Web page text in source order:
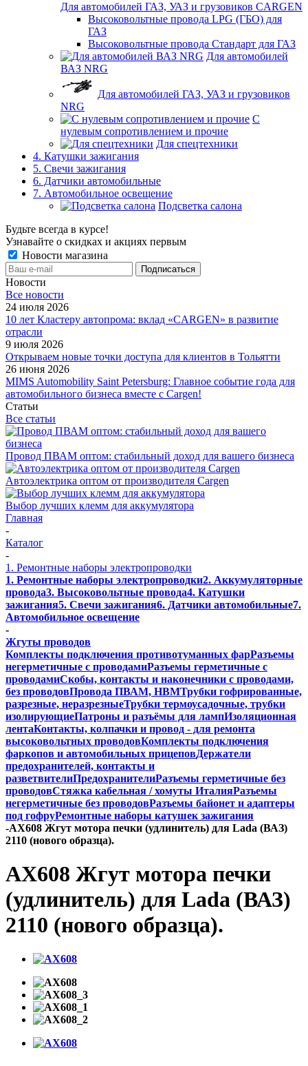
Для автомобилей ГАЗ, УАЗ и грузовиков CARGEN
Высоковольтные провода LPG (ГБО) для
ГАЗ
Высоковольтные провода Стандарт для ГАЗ
Для автомобилей
ВАЗ NRG
Для автомобилей ГАЗ, УАЗ и грузовиков
NRG
С
нулевым сопротивлением и прочие
Для спецтехники
4. Катушки зажигания
5. Свечи зажигания
6. Датчики автомобильные
7. Автомобильное освещение
Подсветка салона
Будьте всегда в курсе!
Узнавайте о скидках и акциях первым
Новости магазина
Новости
Все новости
24 июля 2026
10 лет Кластеру автопрома: вклад «CARGEN» в развитие
отрасли
9 июля 2026
Открываем новые точки доступа для клиентов в Тольятти
26 июня 2026
MIMS Automobility Saint Petersburg: Главное событие года для
автомобильного бизнеса вместе с Cargen!
Статьи
Все статьи
Провод ПВАМ оптом: стабильный доход для вашего бизнеса
Автоэлектрика оптом от производителя Cargen
Выбор лучших клемм для аккумулятора
Главная
-
Каталог
-
1. Ремонтные наборы электропроводки
1. Ремонтные наборы электропроводки2. Аккумуляторные
провода3. Высоковольтные провода4. Катушки
зажигания5. Свечи зажигания6. Датчики автомобильные7.
Автомобильное освещение
-
Жгуты проводов
Комплекты подключения противотуманных фарРазъемы
негерметичные с проводамиРазъемы герметичные с
проводамиСкобы, контакты и наконечники с проводами,
без проводовПровода ПВАМ, НВМТрубки гофрированные,
разрезные, неразрезныеТрубки термоусадочные, трубки
изолирующиеПатроны и разъёмы для лампИзоляционная
лентаКонтакты, колпачки и провод - для ремонта
высоковольтных проводовКомплекты подключения
фаркопов и автомобильных прицеповДержатели
предохранителей, контакты и
разветвителиПредохранителиРазъемы герметичные без
проводовСтяжка кабельная / хомуты ИталияРазъемы
негерметичные без проводовРазъемы байонет и адаптеры
под гофруРемонтные наборы катушек зажигания
-AX608 Жгут мотора печки (удлинитель) для Lada (ВАЗ)
2110 (нового образца).
AX608 Жгут мотора печки
(удлинитель) для Lada (ВАЗ)
2110 (нового образца).